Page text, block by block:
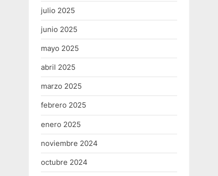
julio 2025
junio 2025
mayo 2025
abril 2025
marzo 2025
febrero 2025
enero 2025
noviembre 2024
octubre 2024